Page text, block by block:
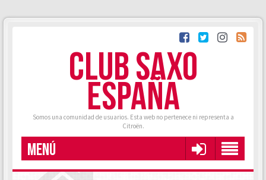
CLUB SAXO
ESPAÑA
Somos una comunidad de usuarios. Esta web no pertenece ni representa a
Citroën.
MENÚ